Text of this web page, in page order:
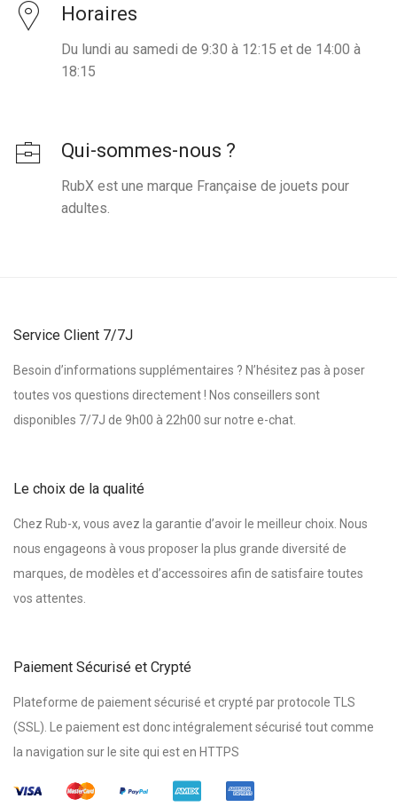
Horaires
Du lundi au samedi de 9:30 à 12:15 et de 14:00 à
18:15
Qui-sommes-nous ?
RubX est une marque Française de jouets pour
adultes.
Service Client 7/7J
Besoin d’informations supplémentaires ? N’hésitez pas à poser
toutes vos questions directement ! Nos conseillers sont
disponibles 7/7J de 9h00 à 22h00 sur notre e-chat.
Le choix de la qualité
Chez Rub-x, vous avez la garantie d’avoir le meilleur choix. Nous
nous engageons à vous proposer la plus grande diversité de
marques, de modèles et d’accessoires afin de satisfaire toutes
vos attentes.
Paiement Sécurisé et Crypté
Plateforme de paiement sécurisé et crypté par protocole TLS
(SSL). Le paiement est donc intégralement sécurisé tout comme
la navigation sur le site qui est en HTTPS